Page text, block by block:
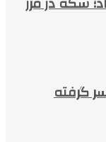
گرفته